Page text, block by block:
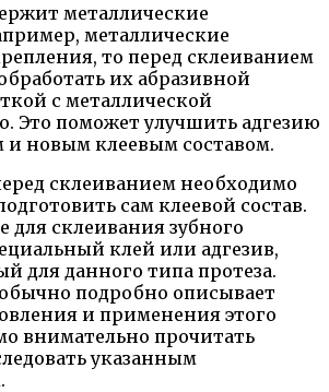
металлические
металлические
то перед склеиванием
их абразивной
с металлической
Это поможет улучшить адгезию
и новым клеевым составом.
склеиванием необходимо
сам клеевой состав.
для склеивания зубного
клей или адгезив,
для данного типа протеза.
подробно описывает
и применения этого
внимательно прочитать
указанным